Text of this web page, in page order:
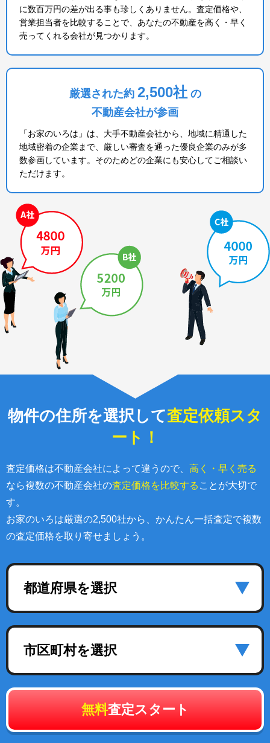
に数百万円の差が出る事も珍しくありません。査定価格や、
営業担当者を比較することで、あなたの不動産を高く・早く
売ってくれる会社が見つかります。
厳選された約 2,500社 の
不動産会社が参画
「お家のいろは」は、大手不動産会社から、地域に精通した
地域密着の企業まで、厳しい審査を通った優良企業のみが多
数参画しています。そのためどの企業にも安心してご相談い
ただけます。
物件の住所を選択して査定依頼スタ
ート！
査定価格は不動産会社によって違うので、 高く・早く売る
なら複数の不動産会社の査定価格を比較する ことが大切で
す。
お家のいろは厳選の2,500社から、かんたん一括査定で複数
の査定価格を取り寄せましょう。
都道府県を選択
市区町村を選択
無料査定スタート